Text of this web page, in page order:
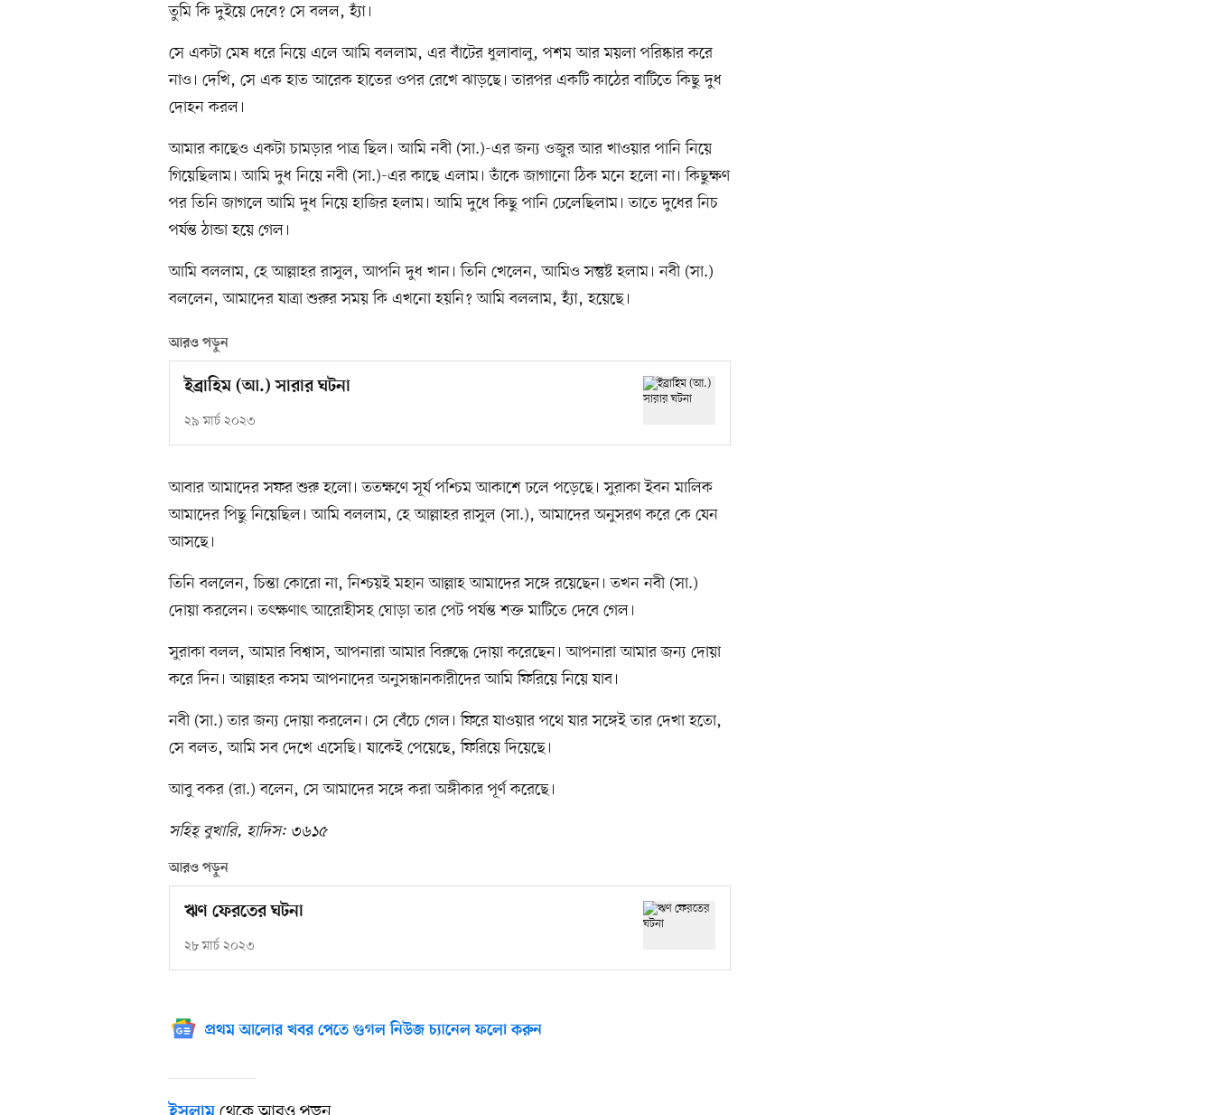
তুমি কি দুইয়ে দেবে? সে বলল, হ্যাঁ।
সে একটা মেষ ধরে নিয়ে এলে আমি বললাম, এর বাঁটের ধুলাবালু, পশম আর ময়লা পরিষ্কার করে
নাও। দেখি, সে এক হাত আরেক হাতের ওপর রেখে ঝাড়ছে। তারপর একটি কাঠের বাটিতে কিছু দুধ
দোহন করল।
আমার কাছেও একটা চামড়ার পাত্র ছিল। আমি নবী (সা.)-এর জন্য ওজুর আর খাওয়ার পানি নিয়ে
গিয়েছিলাম। আমি দুধ নিয়ে নবী (সা.)-এর কাছে এলাম। তাঁকে জাগানো ঠিক মনে হলো না। কিছুক্ষণ
পর তিনি জাগলে আমি দুধ নিয়ে হাজির হলাম। আমি দুধে কিছু পানি ঢেলেছিলাম। তাতে দুধের নিচ
পর্যন্ত ঠান্ডা হয়ে গেল।
আমি বললাম, হে আল্লাহর রাসুল, আপনি দুধ খান। তিনি খেলেন, আমিও সন্তুষ্ট হলাম। নবী (সা.)
বললেন, আমাদের যাত্রা শুরুর সময় কি এখনো হয়নি? আমি বললাম, হ্যাঁ, হয়েছে।
আরও পড়ুন
ইব্রাহিম (আ.) সারার ঘটনা
২৯ মার্চ ২০২৩
আবার আমাদের সফর শুরু হলো। ততক্ষণে সূর্য পশ্চিম আকাশে ঢলে পড়েছে। সুরাকা ইবন মালিক
আমাদের পিছু নিয়েছিল। আমি বললাম, হে আল্লাহর রাসুল (সা.), আমাদের অনুসরণ করে কে যেন
আসছে।
তিনি বললেন, চিন্তা কোরো না, নিশ্চয়ই মহান আল্লাহ আমাদের সঙ্গে রয়েছেন। তখন নবী (সা.)
দোয়া করলেন। তৎক্ষণাৎ আরোহীসহ ঘোড়া তার পেট পর্যন্ত শক্ত মাটিতে দেবে গেল।
সুরাকা বলল, আমার বিশ্বাস, আপনারা আমার বিরুদ্ধে দোয়া করেছেন। আপনারা আমার জন্য দোয়া
করে দিন। আল্লাহর কসম আপনাদের অনুসন্ধানকারীদের আমি ফিরিয়ে নিয়ে যাব।
নবী (সা.) তার জন্য দোয়া করলেন। সে বেঁচে গেল। ফিরে যাওয়ার পথে যার সঙ্গেই তার দেখা হতো,
সে বলত, আমি সব দেখে এসেছি। যাকেই পেয়েছে, ফিরিয়ে দিয়েছে।
আবু বকর (রা.) বলেন, সে আমাদের সঙ্গে করা অঙ্গীকার পূর্ণ করেছে।
সহিহ্‌ বুখারি, হাদিস: ৩৬১৫
আরও পড়ুন
ঋণ ফেরতের ঘটনা
২৮ মার্চ ২০২৩
প্রথম আলোর খবর পেতে গুগল নিউজ চ্যানেল ফলো করুন